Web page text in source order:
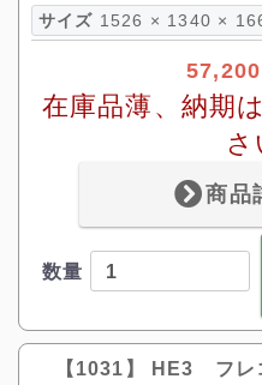
サイズ 1526 × 1340 ×
57,200
在庫品薄、納期
さ
商品
数量
【1031】 HE3 フレ